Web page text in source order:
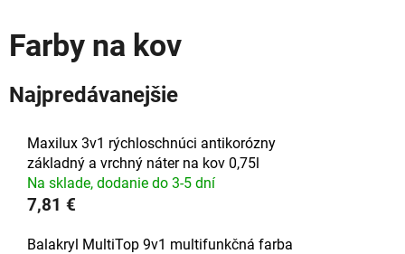
Farby na kov
Najpredávanejšie
Maxilux 3v1 rýchloschnúci antikorózny
základný a vrchný náter na kov 0,75l
Na sklade, dodanie do 3-5 dní
7,81 €
Balakryl MultiTop 9v1 multifunkčná farba